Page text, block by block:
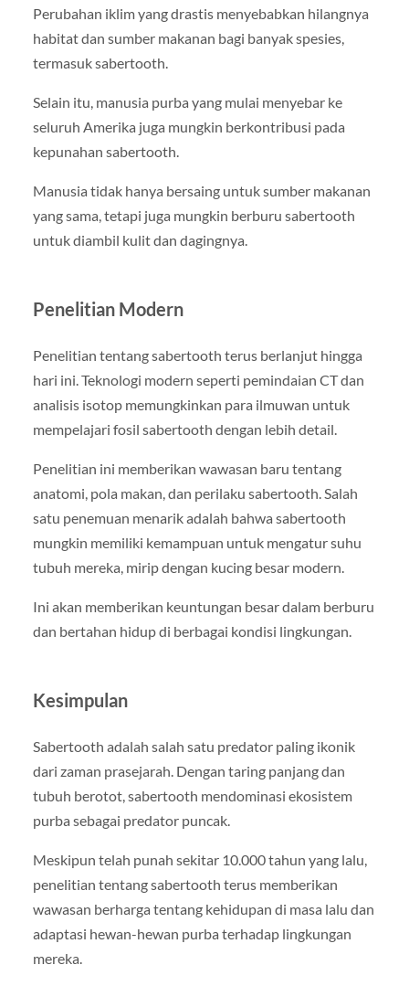
Perubahan iklim yang drastis menyebabkan hilangnya
habitat dan sumber makanan bagi banyak spesies,
termasuk sabertooth.
Selain itu, manusia purba yang mulai menyebar ke
seluruh Amerika juga mungkin berkontribusi pada
kepunahan sabertooth.
Manusia tidak hanya bersaing untuk sumber makanan
yang sama, tetapi juga mungkin berburu sabertooth
untuk diambil kulit dan dagingnya.
Penelitian Modern
Penelitian tentang sabertooth terus berlanjut hingga
hari ini. Teknologi modern seperti pemindaian CT dan
analisis isotop memungkinkan para ilmuwan untuk
mempelajari fosil sabertooth dengan lebih detail.
Penelitian ini memberikan wawasan baru tentang
anatomi, pola makan, dan perilaku sabertooth. Salah
satu penemuan menarik adalah bahwa sabertooth
mungkin memiliki kemampuan untuk mengatur suhu
tubuh mereka, mirip dengan kucing besar modern.
Ini akan memberikan keuntungan besar dalam berburu
dan bertahan hidup di berbagai kondisi lingkungan.
Kesimpulan
Sabertooth adalah salah satu predator paling ikonik
dari zaman prasejarah. Dengan taring panjang dan
tubuh berotot, sabertooth mendominasi ekosistem
purba sebagai predator puncak.
Meskipun telah punah sekitar 10.000 tahun yang lalu,
penelitian tentang sabertooth terus memberikan
wawasan berharga tentang kehidupan di masa lalu dan
adaptasi hewan-hewan purba terhadap lingkungan
mereka.